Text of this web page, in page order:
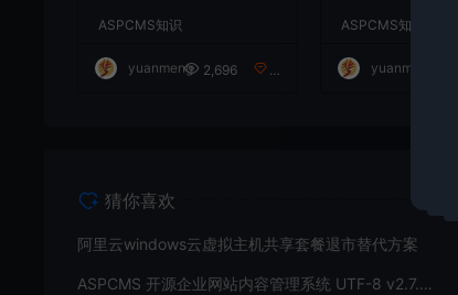
ASPCMS知识
yuanmeng 2,696
ASPCMS知识
yuanmeng
猜你喜欢
阿里云windows云虚拟主机共享套餐退市替代方案
ASPCMS 开源企业网站内容管理系统 UTF-8 v2.7.8版本更新